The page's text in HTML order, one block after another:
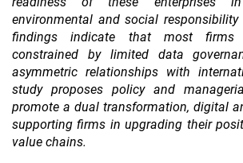
environmental and social responsibility
findings indicate that most firms
constrained by limited data
asymmetric relationships with
study proposes policy and
promote a dual transformation, digital
supporting firms in upgrading their
value chains.